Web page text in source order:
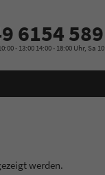
6154
- 13:00 14:00 - 18:00 Uhr, Sa
aus! Im
werden.